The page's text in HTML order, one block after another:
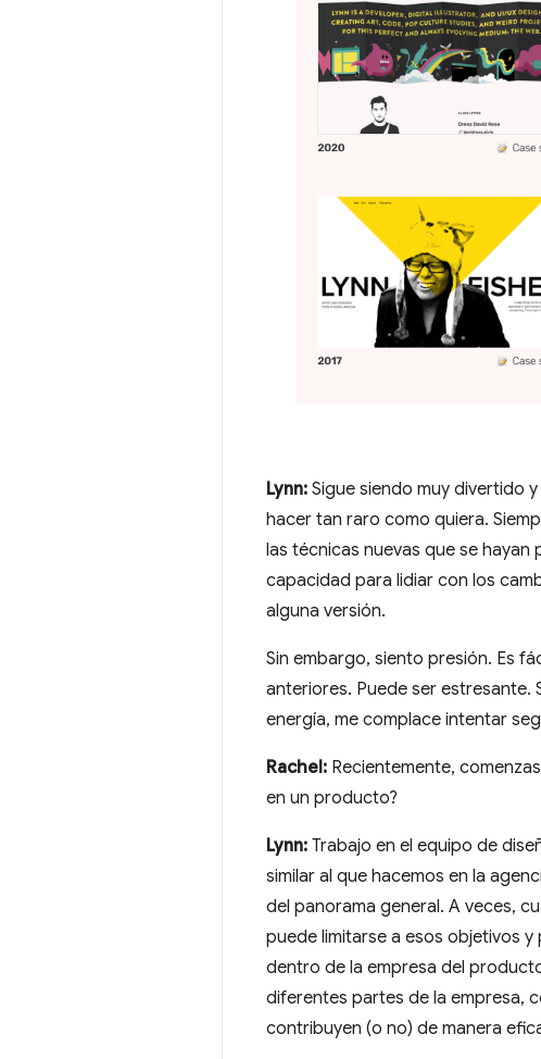
Lynn: Sigue siendo muy divertido
hacer tan raro como quiera.
las técnicas nuevas que se
capacidad para lidiar con los
alguna versión.
Sin embargo, siento presión. Es
anteriores. Puede ser estresante.
energía, me complace intentar
Rachel: Recientemente,
en un producto?
Lynn: Trabajo en el equipo de
similar al que hacemos en la
del panorama general. A veces,
puede limitarse a esos objetivos
dentro de la empresa del
diferentes partes de la empresa,
contribuyen (o no) de manera